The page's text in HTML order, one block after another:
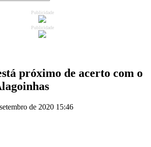
Publicidade
Publicidade
próximo de acerto com o
de 2020 15:46